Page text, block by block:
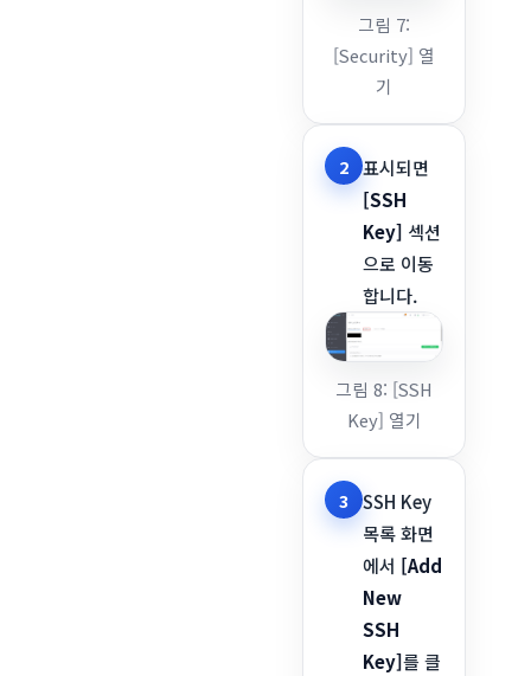
그림 7:
[Security] 열
기
2 표시되면
[SSH
Key] 섹션
으로 이동
합니다.
그림 8: [SSH
Key] 열기
3 SSH Key
목록 화면
에서 [Add
New
SSH
Key]를 클